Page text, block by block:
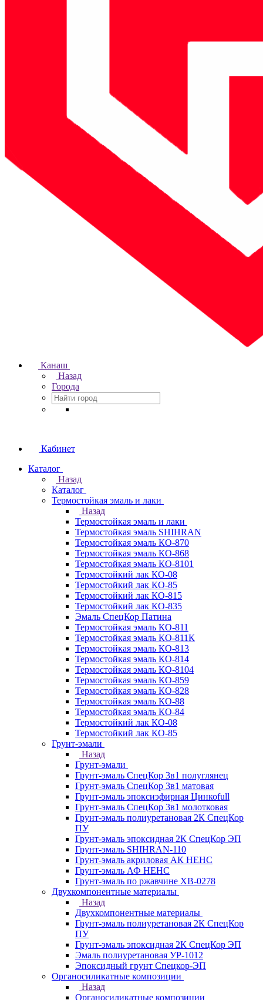
Канаш
Назад
Города
Кабинет
Каталог
Назад
Каталог
Термостойкая эмаль и лаки
Назад
Термостойкая эмаль и лаки
Термостойкая эмаль SHIHRAN
Термостойкая эмаль КО-870
Термостойкая эмаль КО-868
Термостойкая эмаль КО-8101
Термостойкий лак КО-08
Термостойкий лак КО-85
Термостойкий лак КО-815
Термостойкий лак КО-835
Эмаль СпецКор Патина
Термостойкая эмаль КО-811
Термостойкая эмаль КО-811К
Термостойкая эмаль КО-813
Термостойкая эмаль КО-814
Термостойкая эмаль КО-8104
Термостойкая эмаль КО-859
Термостойкая эмаль КО-828
Термостойкая эмаль КО-88
Термостойкая эмаль КО-84
Термостойкий лак КО-08
Термостойкий лак КО-85
Грунт-эмали
Назад
Грунт-эмали
Грунт-эмаль СпецКор 3в1 полуглянец
Грунт-эмаль СпецКор 3в1 матовая
Грунт-эмаль эпоксиэфирная Цинкоfull
Грунт-эмаль СпецКор 3в1 молотковая
Грунт-эмаль полиуретановая 2К СпецКор
ПУ
Грунт-эмаль эпоксидная 2К СпецКор ЭП
Грунт-эмаль SHIHRAN-110
Грунт-эмаль акриловая АК НЕНС
Грунт-эмаль АФ НЕНС
Грунт-эмаль по ржавчине ХВ-0278
Двухкомпонентные материалы
Назад
Двухкомпонентные материалы
Грунт-эмаль полиуретановая 2К СпецКор
ПУ
Грунт-эмаль эпоксидная 2К СпецКор ЭП
Эмаль полиуретановая УР-1012
Эпоксидный грунт Спецкор-ЭП
Органосиликатные композиции
Назад
Органосиликатные композиции